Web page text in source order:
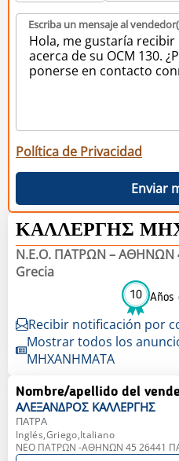
Escriba un mensaje al
Política de Privacidad
Enviar
ΚΑΛΛΕΡΓΗΣ
Ν.Ε.Ο. ΠΑΤΡΩΝ – ΑΘΗΝΩΝ
Grecia
10 Años
Recibir notificación por
Mostrar todos los
ΜΗΧΑΝΗΜΑΤΑ
Nombre/apellido del
ΑΛΕΞΑΝΔΡΟΣ ΚΑΛΛΕΡΓΗΣ
ΠΑΤΡΑ
Inglés,Griego,Italiano
ΝΕΟ ΠΑΤΡΩΝ -ΑΘΗΝΩΝ 45 26441